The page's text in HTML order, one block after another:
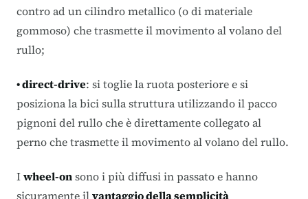
contro ad un cilindro metallico (o di materiale
gommoso) che trasmette il movimento al volano del
rullo;
• direct-drive: si toglie la ruota posteriore e si
posiziona la bici sulla struttura utilizzando il pacco
pignoni del rullo che è direttamente collegato al
perno che trasmette il movimento al volano del rullo.
Iwheel-onsono i più diffusi in passato e hanno
sicuramente ilvantaggio della semplicità